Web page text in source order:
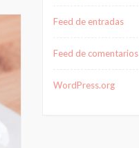
Feed de entradas
Feed de comentarios
WordPress.org